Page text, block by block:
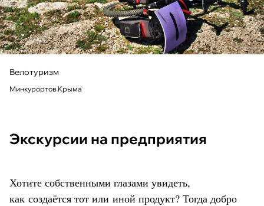
Велотуризм
Минкурортов Крыма
Экскурсии на предприятия
Хотите собственными глазами увидеть,
как создаётся тот или иной продукт? Тогда добро